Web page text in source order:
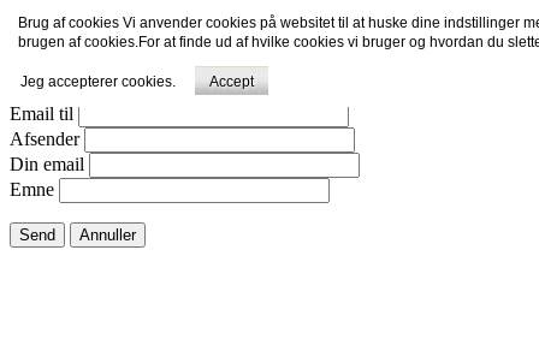
Email dette link til en ven.
Luk vindue
Email til
Afsender
Din email
Emne
Send Annuller
Brug af cookies Vi anvender cookies på websitet til at huske dine indstillinger
brugen af cookies.For at finde ud af hvilke cookies vi bruger og hvordan du
Jeg accepterer cookies. Accept